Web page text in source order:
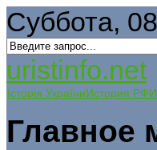
Суббота,
uristinfo.net
Історія УкраїниИстория РФ
Главное